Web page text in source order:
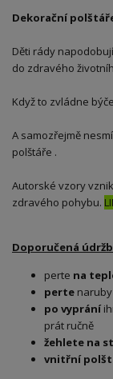
Dekorační
Děti rády
do zdravého
Když to zvládne
A samozřejmě
polštáře .
Autorské vzory
zdravého pohybu.
Doporučená
perte na
perte
po vyprání
prát ručně
žehlete na
vnitřní